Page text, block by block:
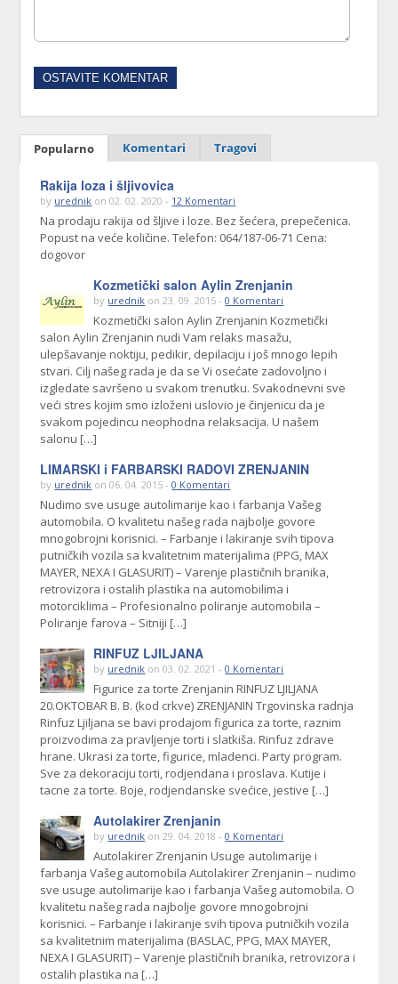
Popularno Komentari Tragovi
Rakija loza i šljivovica
by urednik on 02. 02. 2020 - 12 Komentari
Na prodaju rakija od šljive i loze. Bez šećera, prepečenica.
Popust na veće količine. Telefon: 064/187-06-71 Cena:
dogovor
Kozmetički salon Aylin Zrenjanin
by urednik on 23. 09. 2015 -0 Komentari
Kozmetički salon Aylin Zrenjanin Kozmetički
salon Aylin Zrenjanin nudi Vam relaks masažu,
ulepšavanje noktiju, pedikir, depilaciju i još mnogo lepih
stvari. Cilj našeg rada je da se Vi osećate zadovoljno i
izgledate savršeno u svakom trenutku. Svakodnevni sve
veći stres kojim smo izloženi uslovio je činjenicu da je
svakom pojedincu neophodna relaksacija. U našem
salonu […]
LIMARSKI i FARBARSKI RADOVI ZRENJANIN
by urednik on 06. 04. 2015 -0 Komentari
Nudimo sve usuge autolimarije kao i farbanja Vašeg
automobila. O kvalitetu našeg rada najbolje govore
mnogobrojni korisnici. – Farbanje i lakiranje svih tipova
putničkih vozila sa kvalitetnim materijalima (PPG, MAX
MAYER, NEXA I GLASURIT) – Varenje plastičnih branika,
retrovizora i ostalih plastika na automobilima i
motorciklima – Profesionalno poliranje automobila –
Poliranje farova – Sitniji […]
RINFUZ LJILJANA
by urednik on 03. 02. 2021 -0 Komentari
Figurice za torte Zrenjanin RINFUZ LJILJANA
20.OKTOBAR B. B. (kod crkve) ZRENJANIN Trgovinska radnja
Rinfuz Ljiljana se bavi prodajom figurica za torte, raznim
proizvodima za pravljenje torti i slatkiša. Rinfuz zdrave
hrane. Ukrasi za torte, figurice, mladenci. Party program.
Sve za dekoraciju torti, rodjendana i proslava. Kutije i
tacne za torte. Boje, rodjendanske svećice, jestive […]
Autolakirer Zrenjanin
by urednik on 29. 04. 2018 -0 Komentari
Autolakirer Zrenjanin Usuge autolimarije i
farbanja Vašeg automobila Autolakirer Zrenjanin – nudimo
sve usuge autolimarije kao i farbanja Vašeg automobila. O
kvalitetu našeg rada najbolje govore mnogobrojni
korisnici. – Farbanje i lakiranje svih tipova putničkih vozila
sa kvalitetnim materijalima (BASLAC, PPG, MAX MAYER,
NEXA I GLASURIT) – Varenje plastičnih branika, retrovizora i
ostalih plastika na […]